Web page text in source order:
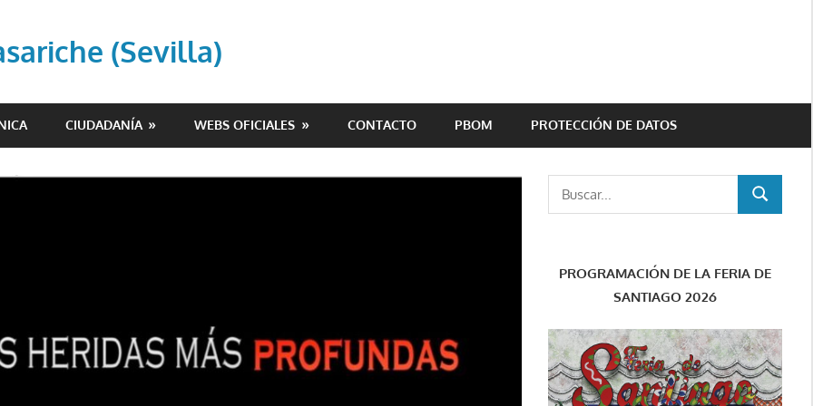
(Sevilla)
CIUDADANÍA WEBS OFICIALES CONTACTO PBOM PROTECCIÓN DE DATOS
BUSCAR
PROGRAMACIÓN DE LA FERIA DE
SANTIAGO 2026